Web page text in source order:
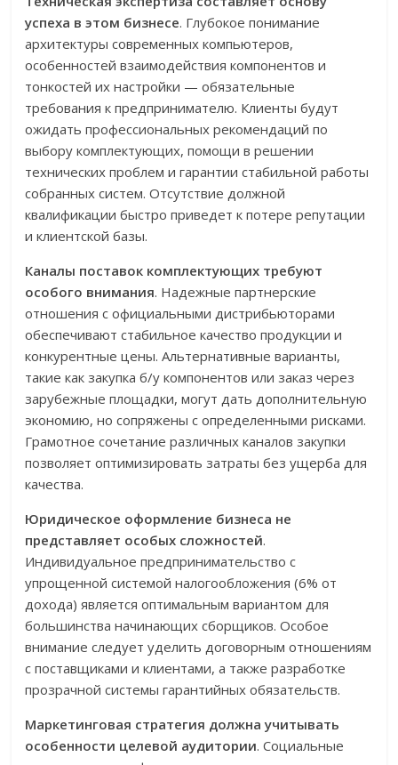
успеха в этом бизнесе. Глубокое понимание
архитектуры современных компьютеров,
особенностей взаимодействия компонентов и
тонкостей их настройки — обязательные
требования к предпринимателю. Клиенты будут
ожидать профессиональных рекомендаций по
выбору комплектующих, помощи в решении
технических проблем и гарантии стабильной работы
собранных систем. Отсутствие должной
квалификации быстро приведет к потере репутации
и клиентской базы.
Каналы поставок комплектующих требуют
особого внимания. Надежные партнерские
отношения с официальными дистрибьюторами
обеспечивают стабильное качество продукции и
конкурентные цены. Альтернативные варианты,
такие как закупка б/у компонентов или заказ через
зарубежные площадки, могут дать дополнительную
экономию, но сопряжены с определенными рисками.
Грамотное сочетание различных каналов закупки
позволяет оптимизировать затраты без ущерба для
качества.
Юридическое оформление бизнеса не
представляет особых сложностей.
Индивидуальное предпринимательство с
упрощенной системой налогообложения (6% от
дохода) является оптимальным вариантом для
большинства начинающих сборщиков. Особое
внимание следует уделить договорным отношениям
с поставщиками и клиентами, а также разработке
прозрачной системы гарантийных обязательств.
Маркетинговая стратегия должна учитывать
особенности целевой аудитории. Социальные